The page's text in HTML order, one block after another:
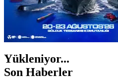
Yükleniyor...
Son Haberler